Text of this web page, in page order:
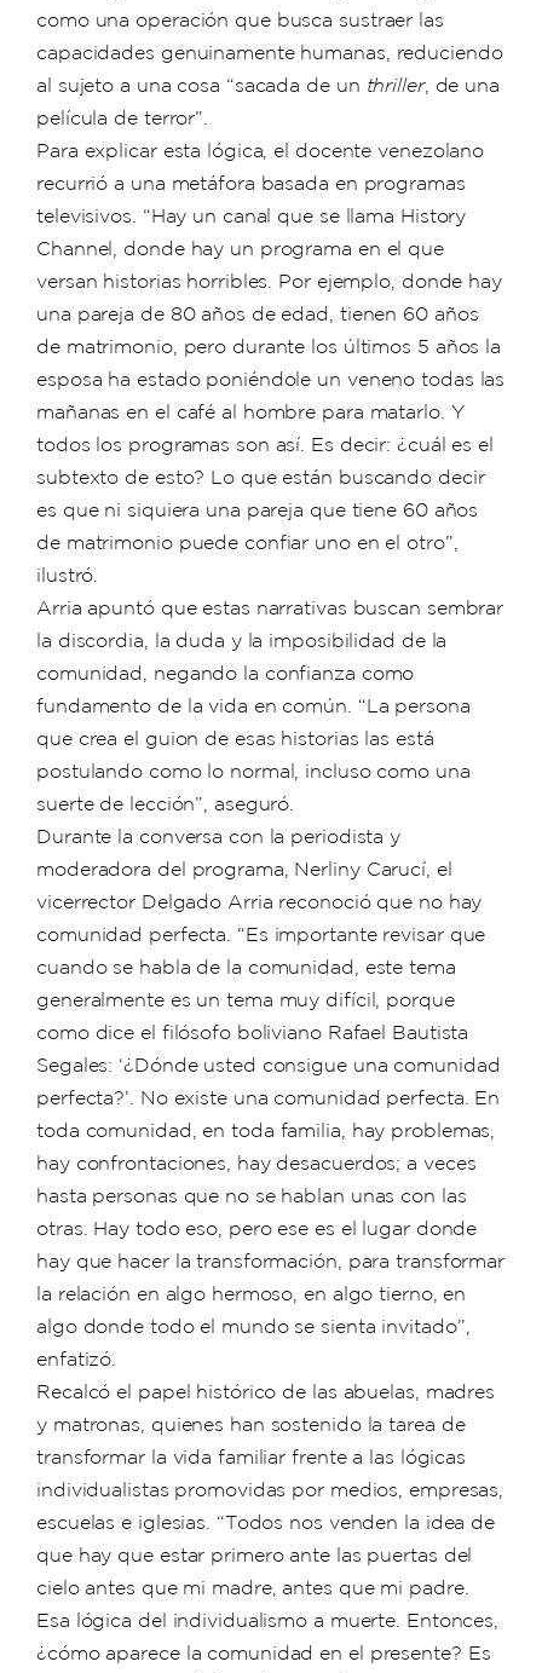
como una operación que busca sustraer las
capacidades genuinamente humanas, reduciendo
al sujeto a una cosa “sacada de un thriller, de una
película de terror”.
Para explicar esta lógica, el docente venezolano
recurrió a una metáfora basada en programas
televisivos. “Hay un canal que se llama History
Channel, donde hay un programa en el que
versan historias horribles. Por ejemplo, donde hay
una pareja de 80 años de edad, tienen 60 años
de matrimonio, pero durante los últimos 5 años la
esposa ha estado poniéndole un veneno todas las
mañanas en el café al hombre para matarlo. Y
todos los programas son así. Es decir: ¿cuál es el
subtexto de esto? Lo que están buscando decir
es que ni siquiera una pareja que tiene 60 años
de matrimonio puede confiar uno en el otro”,
ilustró.
Arria apuntó que estas narrativas buscan sembrar
la discordia, la duda y la imposibilidad de la
comunidad, negando la confianza como
fundamento de la vida en común. “La persona
que crea el guion de esas historias las está
postulando como lo normal, incluso como una
suerte de lección”, aseguró.
Durante la conversa con la periodista y
moderadora del programa, Nerliny Carucí, el
vicerrector Delgado Arria reconoció que no hay
comunidad perfecta. “Es importante revisar que
cuando se habla de la comunidad, este tema
generalmente es un tema muy difícil, porque
como dice el filósofo boliviano Rafael Bautista
Segales: ‘¿Dónde usted consigue una comunidad
perfecta?’. No existe una comunidad perfecta. En
toda comunidad, en toda familia, hay problemas,
hay confrontaciones, hay desacuerdos; a veces
hasta personas que no se hablan unas con las
otras. Hay todo eso, pero ese es el lugar donde
hay que hacer la transformación, para transformar
la relación en algo hermoso, en algo tierno, en
algo donde todo el mundo se sienta invitado”,
enfatizó.
Recalcó el papel histórico de las abuelas, madres
y matronas, quienes han sostenido la tarea de
transformar la vida familiar frente a las lógicas
individualistas promovidas por medios, empresas,
escuelas e iglesias. “Todos nos venden la idea de
que hay que estar primero ante las puertas del
cielo antes que mi madre, antes que mi padre.
Esa lógica del individualismo a muerte. Entonces,
¿cómo aparece la comunidad en el presente? Es